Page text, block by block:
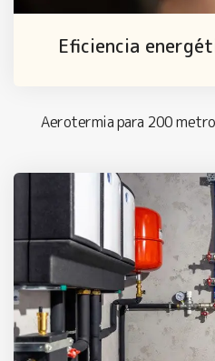
Eficiencia
Aerotermia para 200